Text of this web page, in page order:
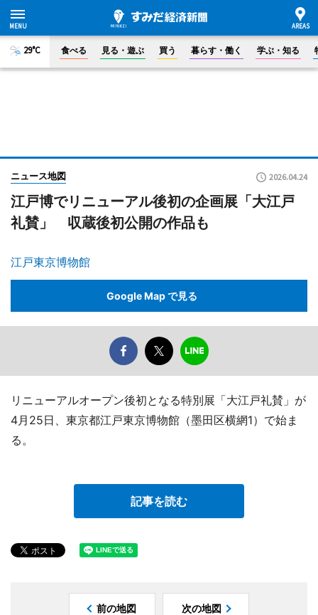
29°C 食べる 見る・遊ぶ 買う 暮らす・働く 学ぶ・知る
ニュース地図 2026.04.24
江戸博でリニューアル後初の企画展「大江戸
礼賛」 収蔵後初公開の作品も
江戸東京博物館
Google Map で見る
リニューアルオープン後初となる特別展「大江戸礼賛」が
4月25日、東京都江戸東京博物館（墨田区横網1）で始ま
る。
記事を読む
前の地図 次の地図